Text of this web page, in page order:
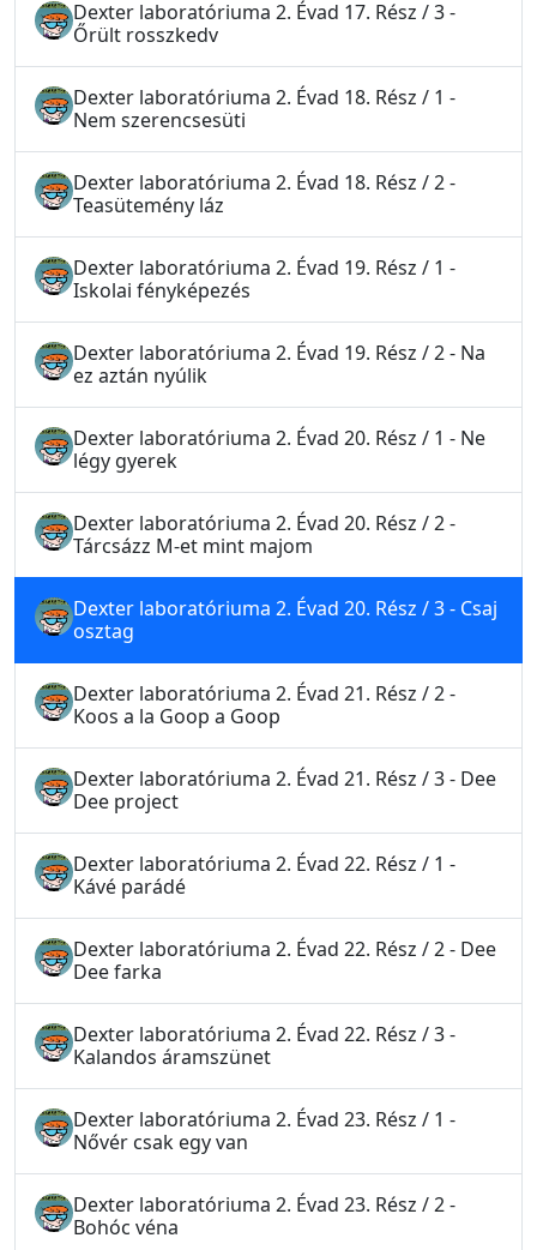
Dexter laboratóriuma 2. Évad 17. Rész / 3 -
Őrült rosszkedv
Dexter laboratóriuma 2. Évad 18. Rész / 1 -
Nem szerencsesüti
Dexter laboratóriuma 2. Évad 18. Rész / 2 -
Teasütemény láz
Dexter laboratóriuma 2. Évad 19. Rész / 1 -
Iskolai fényképezés
Dexter laboratóriuma 2. Évad 19. Rész / 2 - Na
ez aztán nyúlik
Dexter laboratóriuma 2. Évad 20. Rész / 1 - Ne
légy gyerek
Dexter laboratóriuma 2. Évad 20. Rész / 2 -
Tárcsázz M-et mint majom
Dexter laboratóriuma 2. Évad 20. Rész / 3 - Csaj
osztag
Dexter laboratóriuma 2. Évad 21. Rész / 2 -
Koos a la Goop a Goop
Dexter laboratóriuma 2. Évad 21. Rész / 3 - Dee
Dee project
Dexter laboratóriuma 2. Évad 22. Rész / 1 -
Kávé parádé
Dexter laboratóriuma 2. Évad 22. Rész / 2 - Dee
Dee farka
Dexter laboratóriuma 2. Évad 22. Rész / 3 -
Kalandos áramszünet
Dexter laboratóriuma 2. Évad 23. Rész / 1 -
Nővér csak egy van
Dexter laboratóriuma 2. Évad 23. Rész / 2 -
Bohóc véna